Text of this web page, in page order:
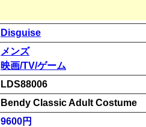
Disguise
メンズ
映画/TV/ゲーム
LDS88006
Bendy Classic Adult Costume
9600円